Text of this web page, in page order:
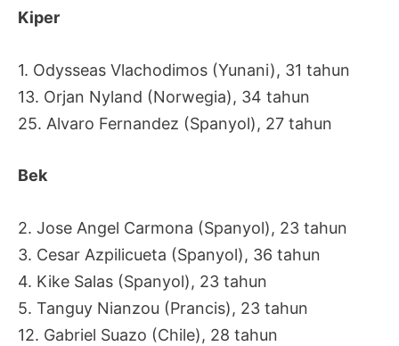
Kiper
1. Odysseas Vlachodimos (Yunani), 31 tahun
13. Orjan Nyland (Norwegia), 34 tahun
25. Alvaro Fernandez (Spanyol), 27 tahun
Bek
2. Jose Angel Carmona (Spanyol), 23 tahun
3. Cesar Azpilicueta (Spanyol), 36 tahun
4. Kike Salas (Spanyol), 23 tahun
5. Tanguy Nianzou (Prancis), 23 tahun
12. Gabriel Suazo (Chile), 28 tahun